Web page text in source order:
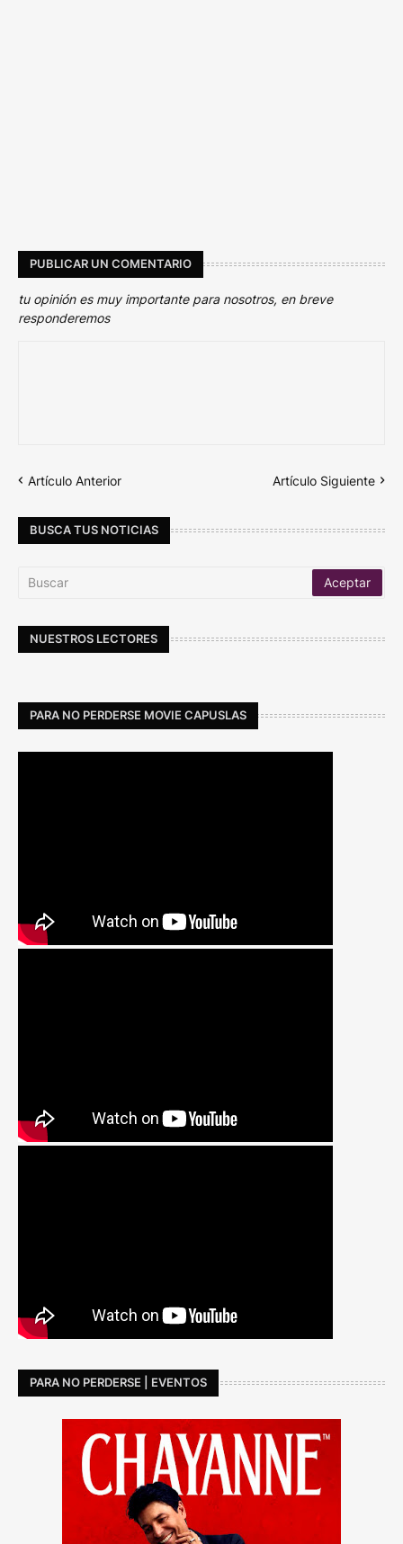
PUBLICAR UN COMENTARIO
tu opinión es muy importante para nosotros, en breve
responderemos
Artículo Anterior Artículo Siguiente
BUSCA TUS NOTICIAS
NUESTROS LECTORES
PARA NO PERDERSE MOVIE CAPUSLAS
PARA NO PERDERSE | EVENTOS